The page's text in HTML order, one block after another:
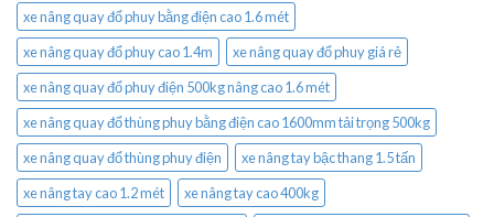
xe nâng quay đổ phuy bằng điện cao 1.6 mét
xe nâng quay đổ phuy cao 1.4m
xe nâng quay đổ phuy giá rẻ
xe nâng quay đổ phuy điện 500kg nâng cao 1.6 mét
xe nâng quay đổ thùng phuy bằng điện cao 1600mm tải trọng 500kg
xe nâng quay đổ thùng phuy điện
xe nâng tay bậc thang 1.5 tấn
xe nâng tay cao 1.2 mét
xe nâng tay cao 400kg